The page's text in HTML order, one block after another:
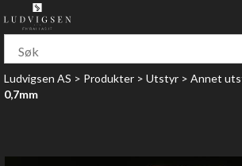
Ludvigsen AS>Produkter>Utstyr>Annet
0,7mm